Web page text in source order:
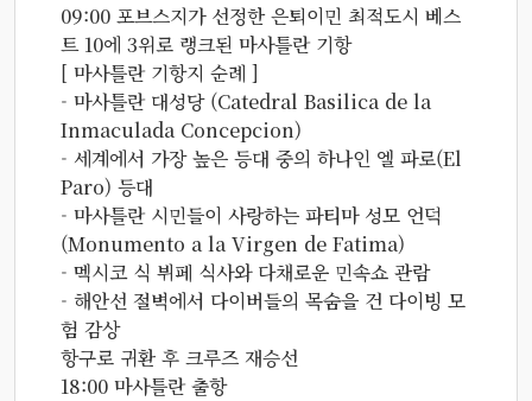
09:00 포브스지가 선정한 은퇴이민 최적도시 베스
트 10에 3위로 랭크된 마사틀란 기항
[ 마사틀란 기항지 순례 ]
- 마사틀란 대성당 (Catedral Basilica de la
Inmaculada Concepcion)
- 세계에서 가장 높은 등대 중의 하나인 엘 파로(El
Paro) 등대
- 마사틀란 시민들이 사랑하는 파티마 성모 언덕
(Monumento a la Virgen de Fatima)
- 멕시코 식 뷔페 식사와 다채로운 민속쇼 관람
- 해안선 절벽에서 다이버들의 목숨을 건 다이빙 모
험 감상
항구로 귀환 후 크루즈 재승선
18:00 마사틀란 출항